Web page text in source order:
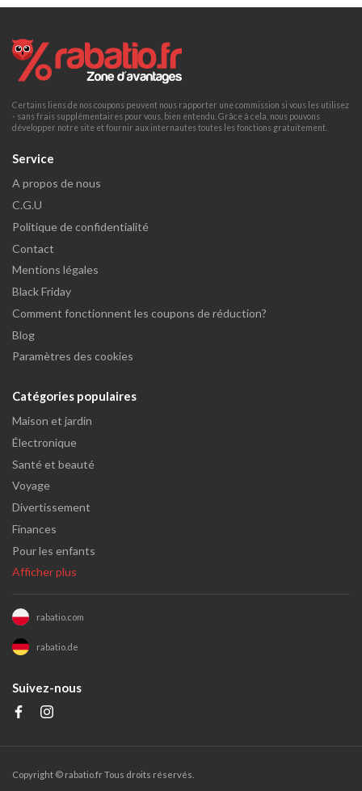
Certains liens de nos coupons peuvent nous rapporter une commission si vous les utilisez
- sans frais supplémentaires pour vous, bien entendu. Grâce à cela, nous pouvons
développer notre site et fournir aux internautes toutes les fonctions gratuitement.
Service
A propos de nous
C.G.U
Politique de confidentialité
Contact
Mentions légales
Black Friday
Comment fonctionnent les coupons de réduction?
Blog
Paramètres des cookies
Catégories populaires
Maison et jardin
Électronique
Santé et beauté
Voyage
Divertissement
Finances
Pour les enfants
Afficher plus
rabatio.com
rabatio.de
Suivez-nous
Copyright © rabatio.frTous droits réservés.